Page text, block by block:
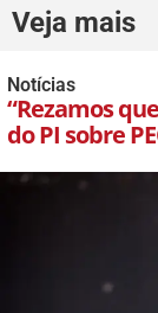
Veja mais
Notícias
“Rezamos
do PI sobre